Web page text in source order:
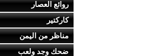
روائع العصار
كاركتير
مناظر من اليمن
ضحك وجد ولعب